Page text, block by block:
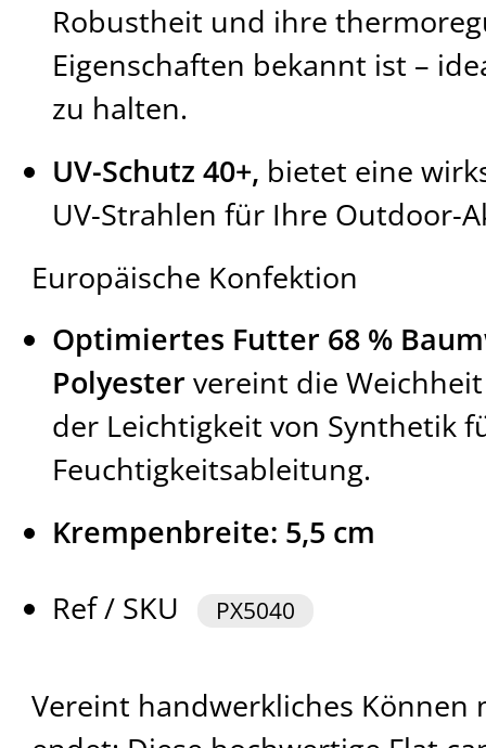
Robustheit und ihre
Eigenschaften bekannt ist –
zu halten.
UV-Schutz 40+, bietet eine
UV-Strahlen für Ihre Outdoor-
Europäische Konfektion
Optimiertes Futter 68 %
Polyestervereint die
der Leichtigkeit von Synthetik
Feuchtigkeitsableitung.
Krempenbreite: 5,5 cm
Ref / SKU
PX5040
Vereint handwerkliches